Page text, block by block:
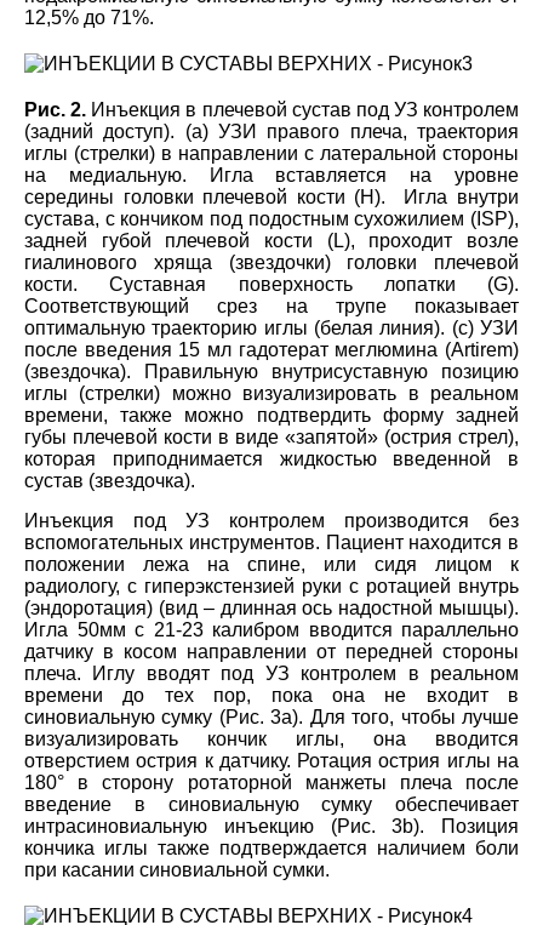
12,5% до 71%.
Рис. 2. Инъекция в плечевой сустав под УЗ контролем
(задний доступ). (а) УЗИ правого плеча, траектория
иглы (стрелки) в направлении с латеральной стороны
на медиальную. Игла вставляется на уровне
середины головки плечевой кости (Н). Игла внутри
сустава, с кончиком под подостным сухожилием (ISP),
задней губой плечевой кости (L), проходит возле
гиалинового хряща (звездочки) головки плечевой
кости. Суставная поверхность лопатки (G).
Соответствующий срез на трупе показывает
оптимальную траекторию иглы (белая линия). (с) УЗИ
после введения 15 мл гадотерат меглюмина (Artirem)
(звездочка). Правильную внутрисуставную позицию
иглы (стрелки) можно визуализировать в реальном
времени, также можно подтвердить форму задней
губы плечевой кости в виде «запятой» (острия стрел),
которая приподнимается жидкостью введенной в
сустав (звездочка).
Инъекция под УЗ контролем производится без
вспомогательных инструментов. Пациент находится в
положении лежа на спине, или сидя лицом к
радиологу, с гиперэкстензией руки с ротацией внутрь
(эндоротация) (вид – длинная ось надостной мышцы).
Игла 50мм с 21-23 калибром вводится параллельно
датчику в косом направлении от передней стороны
плеча. Иглу вводят под УЗ контролем в реальном
времени до тех пор, пока она не входит в
синовиальную сумку (Рис. 3а). Для того, чтобы лучше
визуализировать кончик иглы, она вводится
отверстием острия к датчику. Ротация острия иглы на
180° в сторону ротаторной манжеты плеча после
введение в синовиальную сумку обеспечивает
интрасиновиальную инъекцию (Рис. 3b). Позиция
кончика иглы также подтверждается наличием боли
при касании синовиальной сумки.